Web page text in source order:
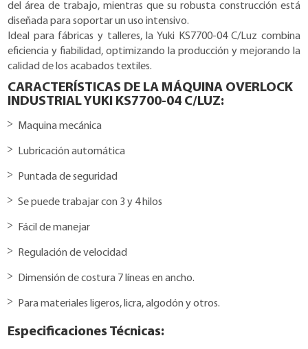
del área de trabajo, mientras que su robusta construcción está
diseñada para soportar un uso intensivo.
Ideal para fábricas y talleres, la Yuki KS7700-04 C/Luz combina
eficiencia y fiabilidad, optimizando la producción y mejorando la
calidad de los acabados textiles.
CARACTERÍSTICAS DE LA MÁQUINA OVERLOCK
INDUSTRIAL YUKI KS7700-04 C/LUZ:
Maquina mecánica
Lubricación automática
Puntada de seguridad
Se puede trabajar con 3 y 4 hilos
Fácil de manejar
Regulación de velocidad
Dimensión de costura 7 líneas en ancho.
Para materiales ligeros, licra, algodón y otros.
Especificaciones Técnicas: